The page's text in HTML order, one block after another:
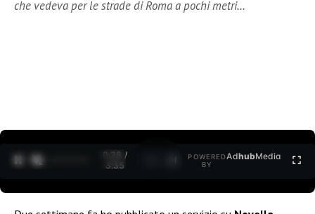
che vedeva per le strade di Roma a pochi metri…
0:29 /
3:35
POWERED
BY
AdhubMedia